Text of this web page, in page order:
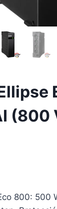
800: 500